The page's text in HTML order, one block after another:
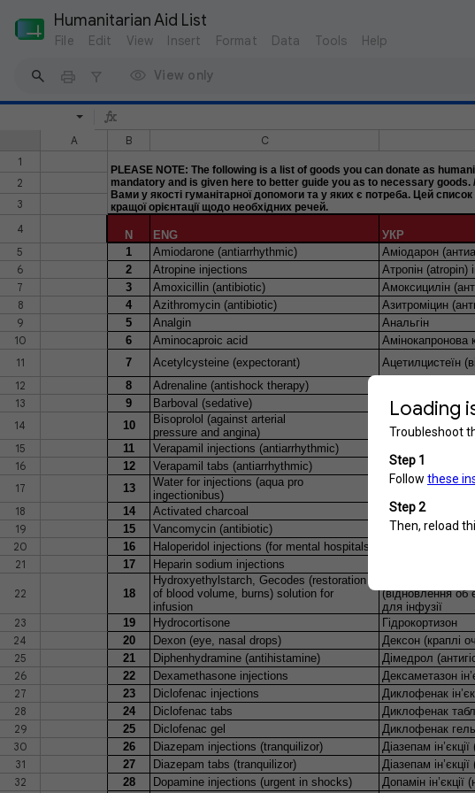
Humanitarian Aid List
File Edit View Insert Format Data Tools Help
View only
A B C
1
PLEASE NOTE: The following is a list of goods you can donate as
mandatory and is given here to better guide you as to necessary
Вами у якості гуманітарної допомоги та у яких є потреба. Цей
кращої орієнтації щодо необхідних речей.
2
3
4
N ENG УКР
5
1 Amiodarone (antiarrhythmic) Аміодарон
6
2 Atropine injections Атропін (atropin)
7
3 Amoxicillin (antibiotic) Амоксицилін
8
4 Azithromycin (antibiotic) Азитроміцин
9
5 Analgin Анальгін
10
6 Aminocaproic acid Амінокапронова
11
7 Acetylcysteine (expectorant) Ацетилцистеїн
12
8 Adrenaline (antishock therapy)
13
9 Barboval (sedative) Барбовал
14
10
Bisoprolol (against arterial
pressure and angina)
Бісопролол
15
11 Verapamil injections (antiarrhythmic)
16
12 Verapamil tabs (antiarrhythmic) Верапаміл
17
13
Water for injections (aqua pro
ingectionibus)
Вода для
18
14 Activated charcoal Вугілля
19
15 Vancomycin (antibiotic) Ванкоміцин
20
16 Haloperidol injections (for mental hospitals) Галоперидол
21
17 Heparin sodium injections
22 18
Hydroxyethylstarch, Gecodes (restoration
of blood volume, burns) solution for
infusion
(відновлення
для інфузії
23 19 Hydrocortisone Гідрокортизон
24
20 Dexon (eye, nasal drops) Дексон (краплі
25
21 Diphenhydramine (antihistamine) Дімедрол
26
22 Dexamethasone injections Дексаметазон
27
23 Diclofenac injections Диклофенак
28
24 Diclofenac tabs Диклофенак
29
25 Diclofenac gel Диклофенак гель
30
26 Diazepam injections (tranquilizor) Діазепам
31
27 Diazepam tabs (tranquilizor) Діазепам
32
28 Dopamine injections (urgent in shocks) Допамін